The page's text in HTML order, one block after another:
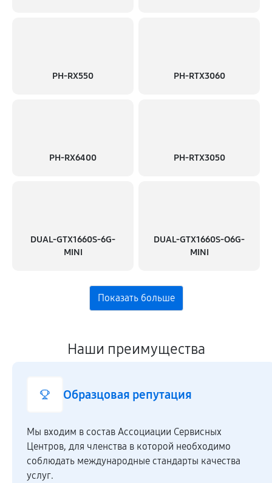
PH-RX550 PH-RTX3060
PH-RX6400 PH-RTX3050
DUAL-GTX1660S-6G-
MINI
DUAL-GTX1660S-O6G-
MINI
Наши преимущества
Образцовая репутация
Мы входим в состав Ассоциации Сервисных
Центров, для членства в которой необходимо
соблюдать международные стандарты качества
услуг.